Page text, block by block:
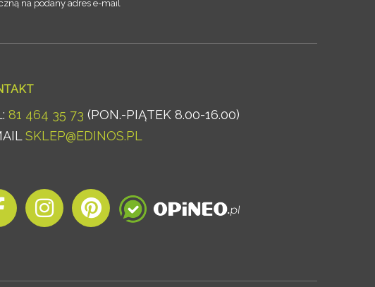
na podany adres e-mail
81 464 35 73 (PON.-PIĄTEK 8.00-16.00)
SKLEP@EDINOS.PL